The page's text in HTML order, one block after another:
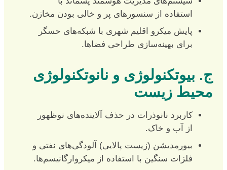
استفاده از سنسورهای پر و خالی بودن مخازن.
پایش میکرو اقلیم شهری با شبکه‌های حسگر
برای بهینه‌سازی طراحی فضاها.
ج. بیوتکنولوژی و نانوتکنولوژی
محیط زیست
کاربرد نانوذرات در حذف آلاینده‌های نوظهور
از آب و خاک.
بیورمدیشن (زیست پالایی) آلودگی‌های نفتی و
فلزات سنگین با استفاده از میکروارگانیسم‌ها.